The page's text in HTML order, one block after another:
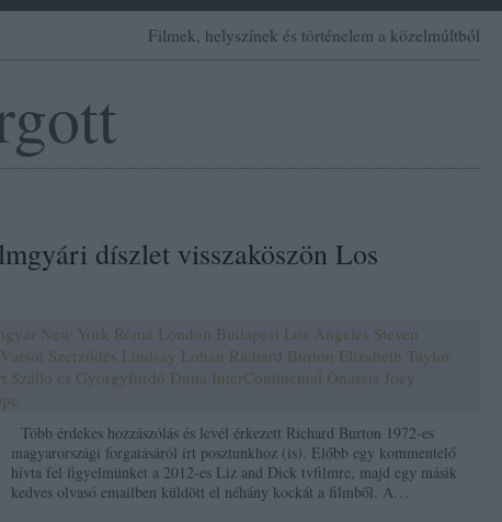
Filmek, helyszínek és történelem a közelmúltból
díszlet visszaköszön Los
New York Róma London Budapest Los Angeles Steven
Varsói Szerződés Lindsay Lohan Richard Burton Elizabeth Taylor
Szálló és Gyórgyfürdő Duna InterContinental Onassis Joey
Több érdekes hozzászólás és levél érkezett Richard Burton 1972-es
magyarországi forgatásáról írt posztunkhoz (is). Előbb egy kommentelő
hívta fel figyelmünket a 2012-es Liz and Dick tvfilmre, majd egy másik
kedves olvasó emailben küldött el néhány kockát a filmből. A…